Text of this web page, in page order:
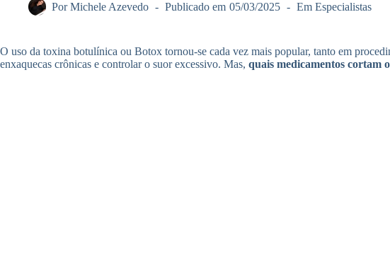
Por Michele Azevedo Publicado em 05/03/2025 Em Especialistas
O uso da toxina botulínica ou Botox tornou-se cada vez mais popular, tanto em
enxaquecas crônicas e controlar o suor excessivo. Mas, quais medicamentos cortam